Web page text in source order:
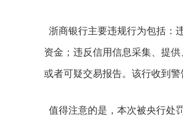
浙商银行主要违规行为包括：
资金；违反信用信息采集、提
或者可疑交易报告。该行收到警
值得注意的是，本次被央行处